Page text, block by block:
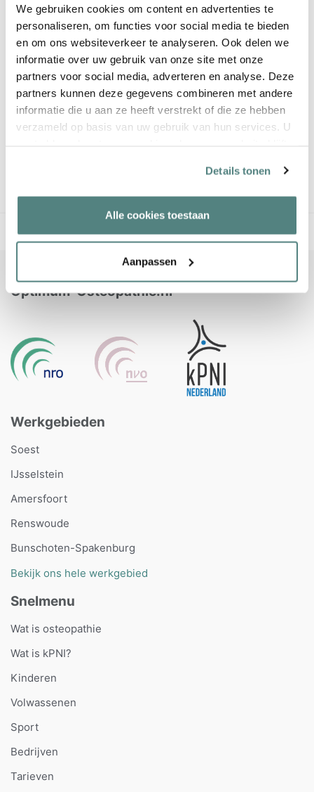
We gebruiken cookies om content en advertenties te
personaliseren, om functies voor social media te bieden
en om ons websiteverkeer te analyseren. Ook delen we
informatie over uw gebruik van onze site met onze
partners voor social media, adverteren en analyse. Deze
partners kunnen deze gegevens combineren met andere
informatie die u aan ze heeft verstrekt of die ze hebben
verzameld op basis van uw gebruik van hun services. U
Details tonen
Alle cookies toestaan
Aanpassen
Bloedaanvoer, bloedafvoer, bezenuwing en
andere systemen die invloed op de klacht
hebben zijn onderdeel van de behandelingen.
Meer informatie
Maak een afspraak
Home/Vermoeidheid
Optimum-Osteopathie.nl
Werkgebieden
Soest
IJsselstein
Amersfoort
Renswoude
Bunschoten-Spakenburg
Bekijk ons hele werkgebied
Snelmenu
Wat is osteopathie
Wat is kPNI?
Kinderen
Volwassenen
Sport
Bedrijven
Tarieven